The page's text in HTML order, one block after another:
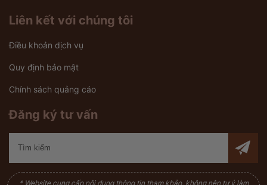
Liên kết với chúng tôi
Điều khoản dịch vụ
Quy định bảo mật
Chính sách quảng cáo
Đăng ký tư vấn
* Website cung cấp nội dung thông tin tham khảo, không nên tự ý làm